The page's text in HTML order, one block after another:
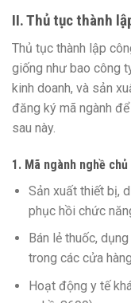
II. Thủ tục thành
Thủ tục thành lập
giống như bao công
kinh doanh, và sản
đăng ký mã ngành
sau này.
1. Mã ngành nghề
Sản xuất thiết bị,
phục hồi chức
Bán lẻ thuốc,
trong các cửa
Hoạt động y tế